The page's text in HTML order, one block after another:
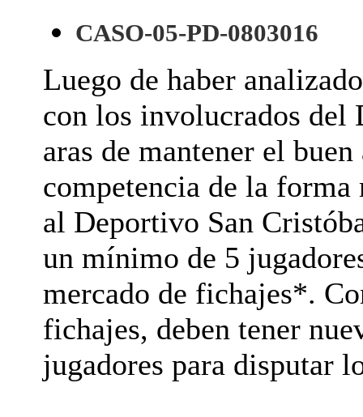
CASO-05-PD-0803016
Luego de haber
con los involucrados del
aras de mantener el
competencia de la
al Deportivo San
un mínimo de 5
mercado de fichajes*.
fichajes, deben tener
jugadores para disputar